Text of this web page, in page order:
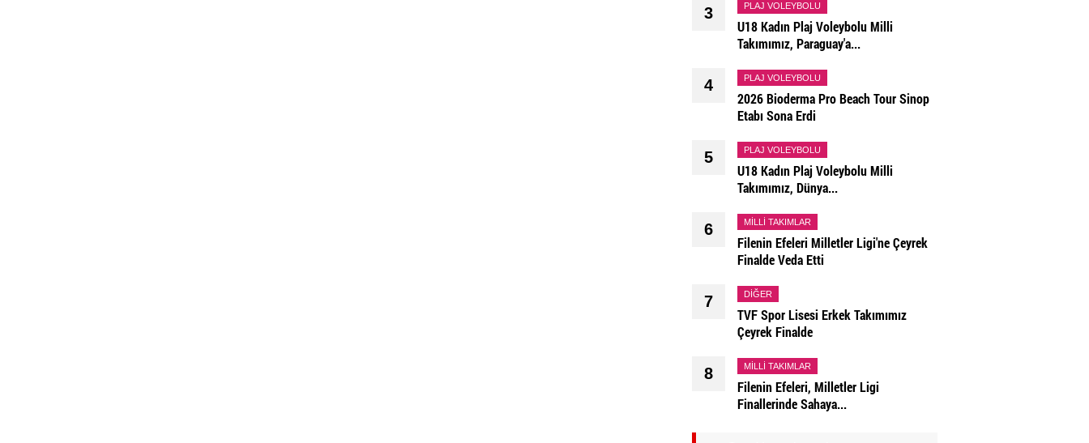
3 PLAJ VOLEYBOLU
U18 Kadın Plaj Voleybolu Milli
Takımımız, Paraguay'a...
4 PLAJ VOLEYBOLU
2026 Bioderma Pro Beach Tour Sinop
Etabı Sona Erdi
5 PLAJ VOLEYBOLU
U18 Kadın Plaj Voleybolu Milli
Takımımız, Dünya...
6 MILLI TAKIMLAR
Filenin Efeleri Milletler Ligi'ne Çeyrek
Finalde Veda Etti
7 DIĞER
TVF Spor Lisesi Erkek Takımımız
Çeyrek Finalde
8 MILLI TAKIMLAR
Filenin Efeleri, Milletler Ligi
Finallerinde Sahaya...